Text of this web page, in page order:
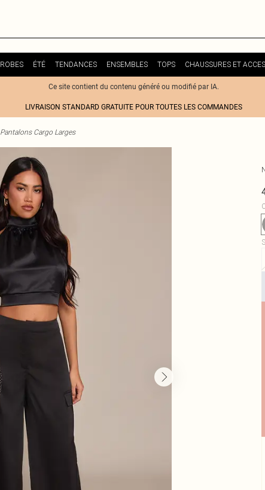
ROBES ÉTÉ TENDANCES ENSEMBLES TOPS CHAUSSURES ET
Ce site contient du contenu généré ou modifié par IA.
LIVRAISON STANDARD GRATUITE POUR TOUTES LES COMMANDES
Pantalons Cargo Larges